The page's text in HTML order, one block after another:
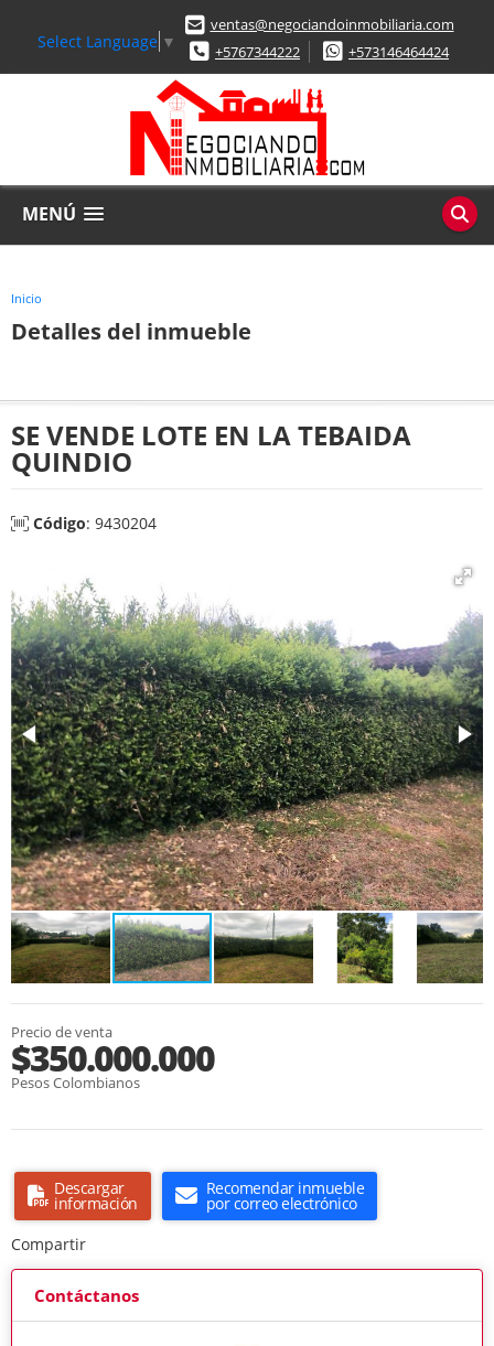
Select Language ▼
ventas@negociandoinmobiliaria.com
+5767344222
+573146464424
MENÚ
Inicio
Detalles del inmueble
SE VENDE LOTE EN LA TEBAIDA
QUINDIO
Código: 9430204
Precio de venta
$350.000.000
Pesos Colombianos
Descargar
información
Recomendar inmueble
por correo electrónico
Compartir
Contáctanos